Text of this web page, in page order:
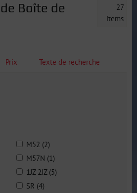
Boîte de
27
items
Prix Texte de recherche
M52 (2)
M57N (1)
1JZ 2JZ (5)
SR (4)